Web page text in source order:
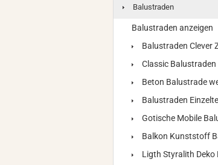
Balustraden
Balustraden anzeigen
Balustraden Clever
Classic Balustraden
Beton Balustrade
Balustraden
Gotische Mobile
Balkon Kunststoff
Ligth Styralith Deko